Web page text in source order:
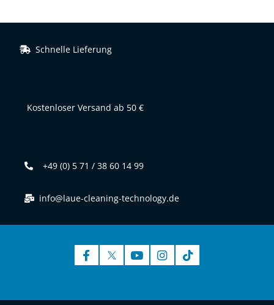
Schnelle Lieferung
Kostenloser Versand ab 50 €
+49 (0) 5 71 / 38 60 14 99
info@laue-cleaning-technology.de